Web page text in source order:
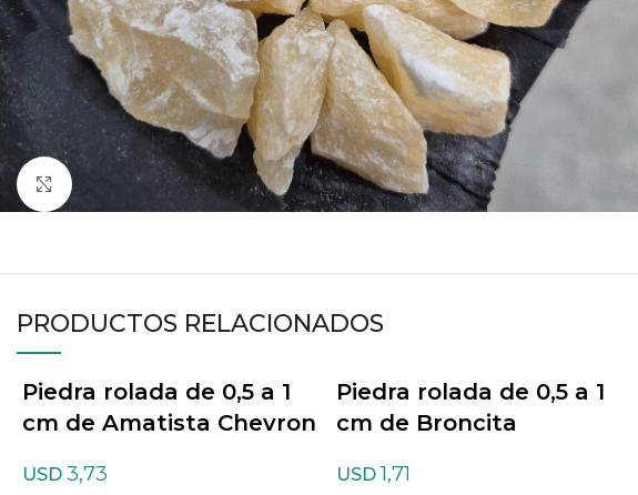
Haga clic para ampliar
PRODUCTOS RELACIONADOS
Piedra rolada de 0,5 a 1
cm de Amatista Chevron
USD 3,73
Piedra rolada de 0,5 a 1
cm de Broncita
USD 1,71